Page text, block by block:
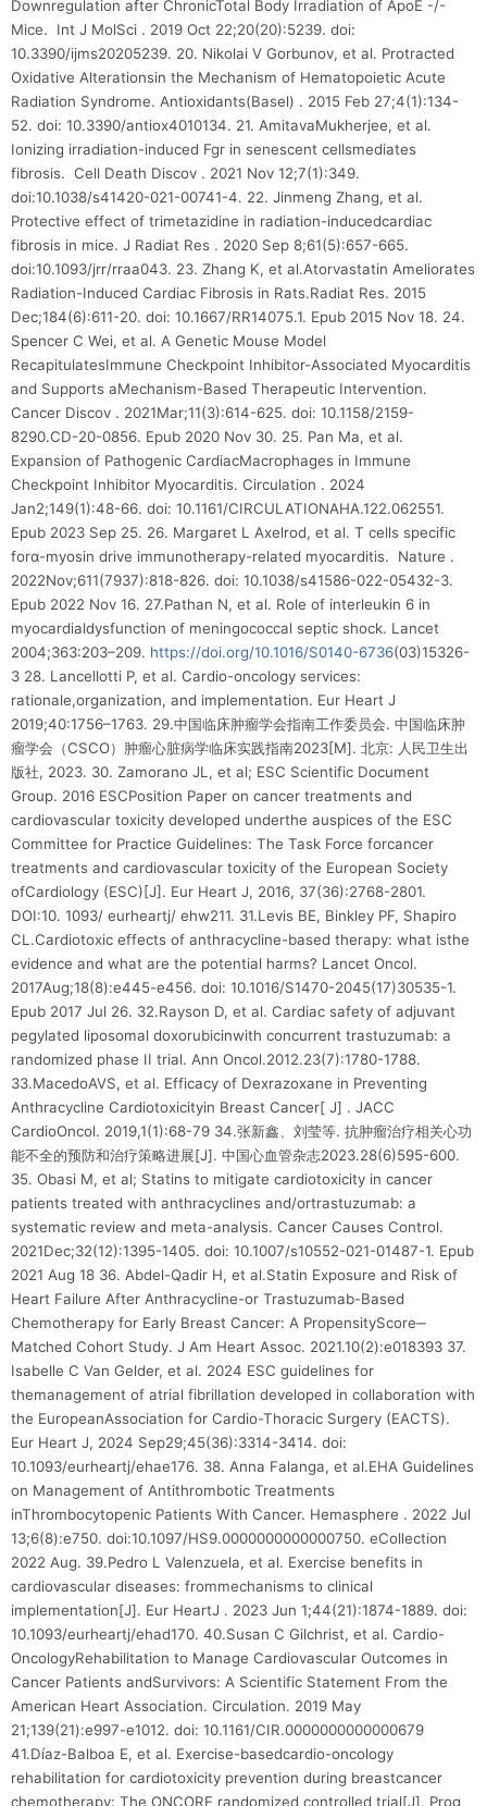
Downregulation after ChronicTotal Body Irradiation of ApoE -/-
Mice. Int J MolSci . 2019 Oct 22;20(20):5239. doi:
10.3390/ijms20205239. 20. Nikolai V Gorbunov, et al. Protracted
Oxidative Alterationsin the Mechanism of Hematopoietic Acute
Radiation Syndrome. Antioxidants(Basel) . 2015 Feb 27;4(1):134-
52. doi: 10.3390/antiox4010134. 21. AmitavaMukherjee, et al.
Ionizing irradiation-induced Fgr in senescent cellsmediates
fibrosis. Cell Death Discov . 2021 Nov 12;7(1):349.
doi:10.1038/s41420-021-00741-4. 22. Jinmeng Zhang, et al.
Protective effect of trimetazidine in radiation-inducedcardiac
fibrosis in mice. J Radiat Res . 2020 Sep 8;61(5):657-665.
doi:10.1093/jrr/rraa043. 23. Zhang K, et al.Atorvastatin Ameliorates
Radiation-Induced Cardiac Fibrosis in Rats.Radiat Res. 2015
Dec;184(6):611-20. doi: 10.1667/RR14075.1. Epub 2015 Nov 18. 24.
Spencer C Wei, et al. A Genetic Mouse Model
RecapitulatesImmune Checkpoint Inhibitor-Associated Myocarditis
and Supports aMechanism-Based Therapeutic Intervention.
Cancer Discov . 2021Mar;11(3):614-625. doi: 10.1158/2159-
8290.CD-20-0856. Epub 2020 Nov 30. 25. Pan Ma, et al.
Expansion of Pathogenic CardiacMacrophages in Immune
Checkpoint Inhibitor Myocarditis. Circulation . 2024
Jan2;149(1):48-66. doi: 10.1161/CIRCULATIONAHA.122.062551.
Epub 2023 Sep 25. 26. Margaret L Axelrod, et al. T cells specific
forα-myosin drive immunotherapy-related myocarditis. Nature .
2022Nov;611(7937):818-826. doi: 10.1038/s41586-022-05432-3.
Epub 2022 Nov 16. 27.Pathan N, et al. Role of interleukin 6 in
myocardialdysfunction of meningococcal septic shock. Lancet
2004;363:203–209. https://doi.org/10.1016/S0140-6736(03)15326-
3 28. Lancellotti P, et al. Cardio-oncology services:
rationale,organization, and implementation. Eur Heart J
2019;40:1756–1763. 29.中国临床肿瘤学会指南工作委员会. 中国临床肿
瘤学会（CSCO）肿瘤心脏病学临床实践指南2023[M]. 北京: 人民卫生出
版社, 2023. 30. Zamorano JL, et al; ESC Scientific Document
Group. 2016 ESCPosition Paper on cancer treatments and
cardiovascular toxicity developed underthe auspices of the ESC
Committee for Practice Guidelines: The Task Force forcancer
treatments and cardiovascular toxicity of the European Society
ofCardiology (ESC)[J]. Eur Heart J, 2016, 37(36):2768-2801.
DOI:10. 1093/ eurheartj/ ehw211. 31.Levis BE, Binkley PF, Shapiro
CL.Cardiotoxic effects of anthracycline-based therapy: what isthe
evidence and what are the potential harms? Lancet Oncol.
2017Aug;18(8):e445-e456. doi: 10.1016/S1470-2045(17)30535-1.
Epub 2017 Jul 26. 32.Rayson D, et al. Cardiac safety of adjuvant
pegylated liposomal doxorubicinwith concurrent trastuzumab: a
randomized phase II trial. Ann Oncol.2012.23(7):1780-1788.
33.MacedoAVS, et al. Efficacy of Dexrazoxane in Preventing
Anthracycline Cardiotoxicityin Breast Cancer[ J] . JACC
CardioOncol. 2019,1(1):68-79 34.张新鑫、刘莹等. 抗肿瘤治疗相关心功
能不全的预防和治疗策略进展[J]. 中国心血管杂志2023.28(6)595-600.
35. Obasi M, et al; Statins to mitigate cardiotoxicity in cancer
patients treated with anthracyclines and/ortrastuzumab: a
systematic review and meta-analysis. Cancer Causes Control.
2021Dec;32(12):1395-1405. doi: 10.1007/s10552-021-01487-1. Epub
2021 Aug 18 36. Abdel-Qadir H, et al.Statin Exposure and Risk of
Heart Failure After Anthracycline-or Trastuzumab-Based
Chemotherapy for Early Breast Cancer: A PropensityScore‒
Matched Cohort Study. J Am Heart Assoc. 2021.10(2):e018393 37.
Isabelle C Van Gelder, et al. 2024 ESC guidelines for
themanagement of atrial fibrillation developed in collaboration with
the EuropeanAssociation for Cardio-Thoracic Surgery (EACTS).
Eur Heart J, 2024 Sep29;45(36):3314-3414. doi:
10.1093/eurheartj/ehae176. 38. Anna Falanga, et al.EHA Guidelines
on Management of Antithrombotic Treatments
inThrombocytopenic Patients With Cancer. Hemasphere . 2022 Jul
13;6(8):e750. doi:10.1097/HS9.0000000000000750. eCollection
2022 Aug. 39.Pedro L Valenzuela, et al. Exercise benefits in
cardiovascular diseases: frommechanisms to clinical
implementation[J]. Eur HeartJ . 2023 Jun 1;44(21):1874-1889. doi:
10.1093/eurheartj/ehad170. 40.Susan C Gilchrist, et al. Cardio-
OncologyRehabilitation to Manage Cardiovascular Outcomes in
Cancer Patients andSurvivors: A Scientific Statement From the
American Heart Association. Circulation. 2019 May
21;139(21):e997-e1012. doi: 10.1161/CIR.0000000000000679
41.Díaz-Balboa E, et al. Exercise-basedcardio-oncology
rehabilitation for cardiotoxicity prevention during breastcancer
chemotherapy: The ONCORE randomized controlled trial[J]. Prog